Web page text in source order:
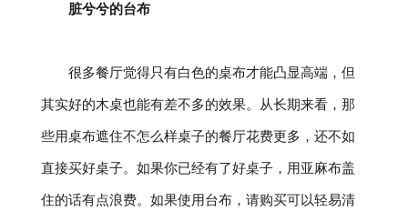
脏兮兮的台布
很多餐厅觉得只有白色的桌布才能凸显高端，但
其实好的木桌也能有差不多的效果。从长期来看，那
些用桌布遮住不怎么样桌子的餐厅花费更多，还不如
直接买好桌子。如果你已经有了好桌子，用亚麻布盖
住的话有点浪费。如果使用台布，请购买可以轻易清